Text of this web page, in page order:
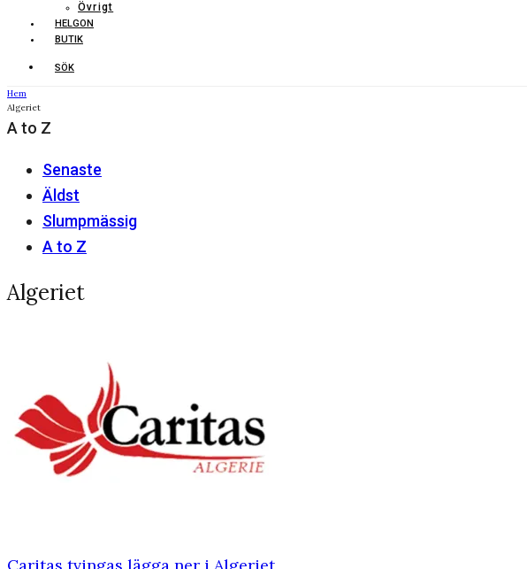
Övrigt
HELGON
BUTIK
SÖK
Hem
Algeriet
A to Z
Senaste
Äldst
Slumpmässig
A to Z
Algeriet